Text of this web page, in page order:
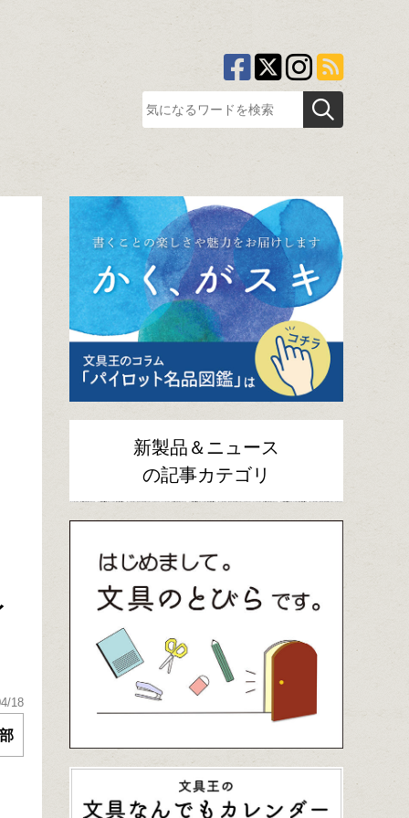
18
新製品＆ニュース
の記事カテゴリ